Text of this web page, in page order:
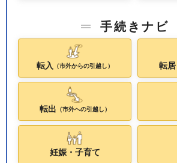
手続きナビ
転入 （市外からの引越し） 転居
転出 （市外への引越し）
妊娠・子育て